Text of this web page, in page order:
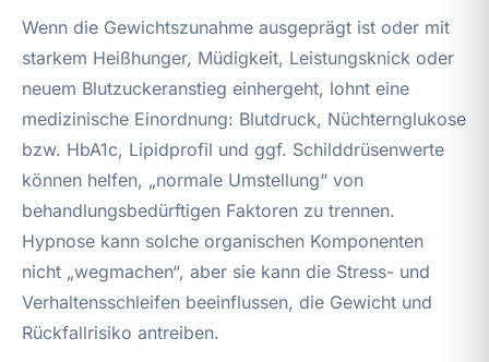
Wenn die Gewichtszunahme ausgeprägt ist oder mit
starkem Heißhunger, Müdigkeit, Leistungsknick oder
neuem Blutzuckeranstieg einhergeht, lohnt eine
medizinische Einordnung: Blutdruck, Nüchternglukose
bzw. HbA1c, Lipidprofil und ggf. Schilddrüsenwerte
können helfen, „normale Umstellung“ von
behandlungsbedürftigen Faktoren zu trennen.
Hypnose kann solche organischen Komponenten
nicht „wegmachen“, aber sie kann die Stress- und
Verhaltensschleifen beeinflussen, die Gewicht und
Rückfallrisiko antreiben.